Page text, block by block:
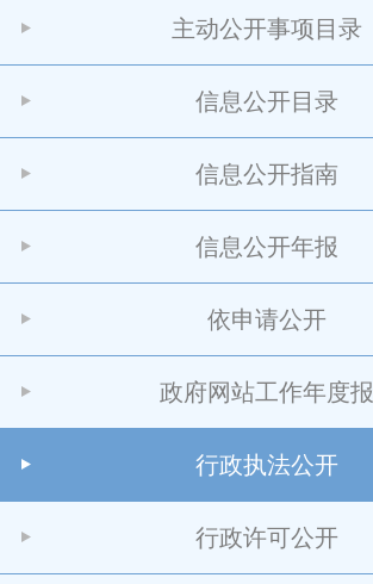
主动公开事项目录
信息公开目录
信息公开指南
信息公开年报
依申请公开
政府网站工作年度报
行政执法公开
行政许可公开